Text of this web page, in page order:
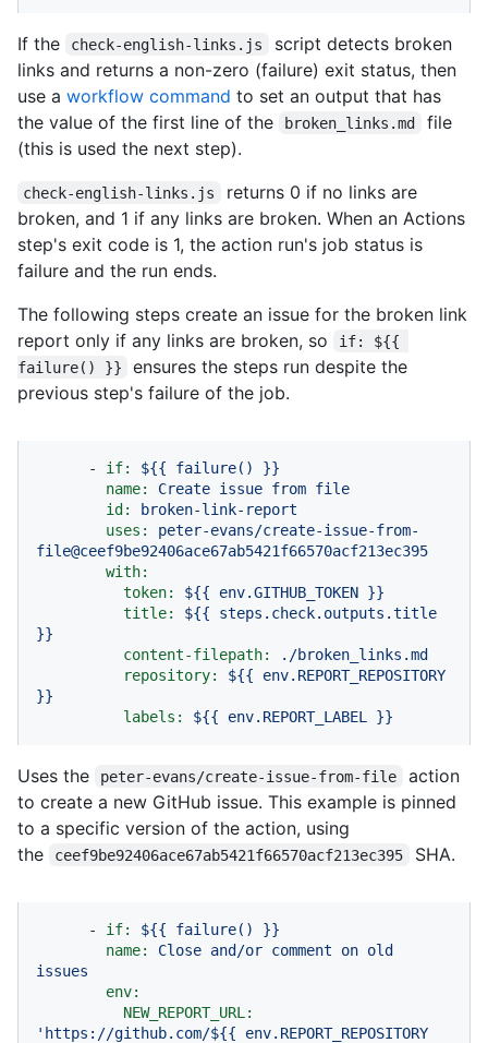
If the check-english-links.js
script detects broken
links and returns a non-zero (failure) exit status, then
use a workflow command to set an output that has
the value of the first line of the
broken_links.md
file
(this is used the next step).
check-english-links.js
returns 0 if no links are
broken, and 1 if any links are broken. When an Actions
step's exit code is 1, the action run's job status is
failure and the run ends.
The following steps create an issue for the broken link
report only if any links are broken, so
if: ${{
failure() }}
ensures the steps run despite the
previous step's failure of the job.
- if: ${{ failure()
}}
name:
Create issue from file
id:
broken-link-report
uses:
peter-evans/create-issue-from-
file@ceef9be92406ace67ab5421f66570acf213ec395
with:
token:
${{ env.GITHUB_TOKEN }}
title:
${{
steps.check.outputs.title
}}
content-filepath:
./broken_links.md
repository:
${{
env.REPORT_REPOSITORY
}}
labels:
${{ env.REPORT_LABEL }}
Uses the peter-evans/create-issue-from-file
action
to create a new GitHub issue. This example is pinned
to a specific version of the action, using
the
ceef9be92406ace67ab5421f66570acf213ec395 SHA.
- if: ${{ failure()
}}
name:
Close and/or comment on old
issues
env:
NEW_REPORT_URL:
'https://github.com/${{ env.REPORT_REPOSITORY